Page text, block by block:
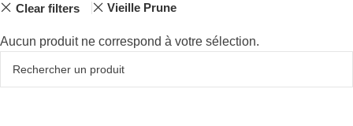
Clear filters Vieille Prune
Aucun produit ne correspond à votre sélection.